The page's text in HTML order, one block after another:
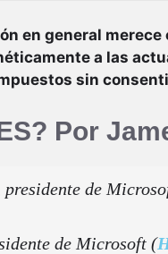
en general
a las
sin
Por
de
de Microsoft (